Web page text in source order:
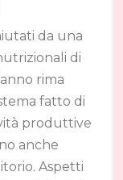
da una
di
rima
fatto di
produttive
anche
Aspetti